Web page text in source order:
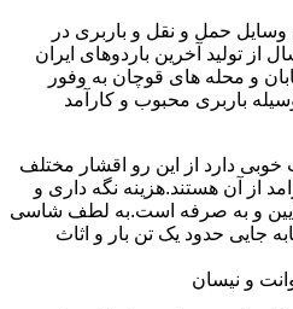
وسایل حمل و نقل و باربری در
از تولید آخرین باردوهای ایران
و محله های قوچان به وفور
باربری محبوب و کارآمد
دارد از این رو اقشار مختلف
از آن هستند.هزینه نگه داری و
و به صرفه است.به لطف شاسی
جایی حدود یک تن بار و اثاث
و نیسان